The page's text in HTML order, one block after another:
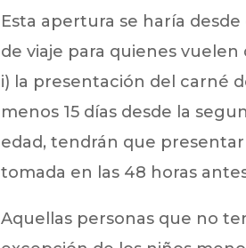
Esta apertura se haría
de viaje para quienes
i) la presentación del carné
menos 15 días desde la
edad, tendrán que
tomada en las 48 horas
Aquellas personas que no